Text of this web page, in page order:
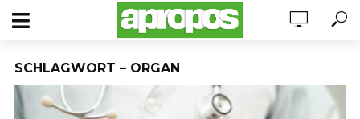
SCHLAGWORT – ORGAN